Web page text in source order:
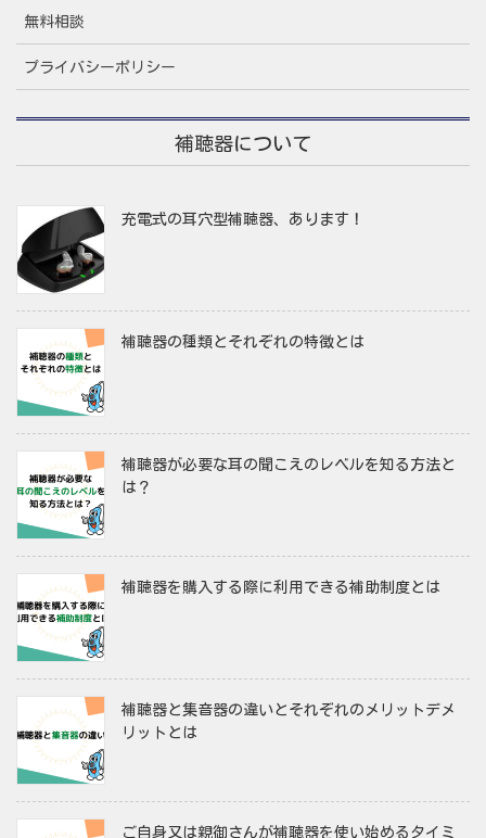
無料相談
プライバシーポリシー
補聴器について
充電式の耳穴型補聴器、あります！
補聴器の種類とそれぞれの特徴とは
補聴器が必要な耳の聞こえのレベルを知る方法と
は？
補聴器を購入する際に利用できる補助制度とは
補聴器と集音器の違いとそれぞれのメリットデメ
リットとは
ご自身又は親御さんが補聴器を使い始めるタイミ